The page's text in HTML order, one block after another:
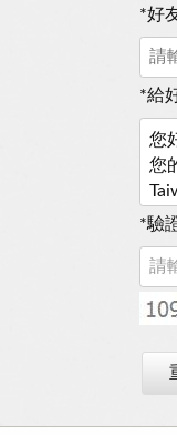
*好
*給
*驗